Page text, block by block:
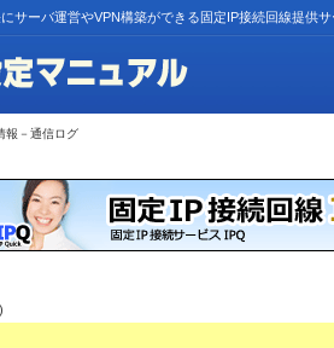
サーバ運営やVPN構築ができる固定IP接続回線提供
報－通信ログ
)